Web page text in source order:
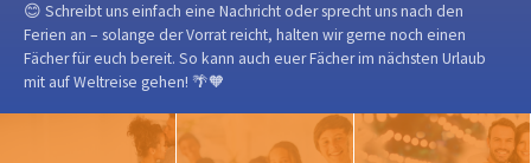
😊 Schreibt uns einfach eine Nachricht oder sprecht uns nach den
Ferien an – solange der Vorrat reicht, halten wir gerne noch einen
Fächer für euch bereit. So kann auch euer Fächer im nächsten Urlaub
mit auf Weltreise gehen! 🌴🧡